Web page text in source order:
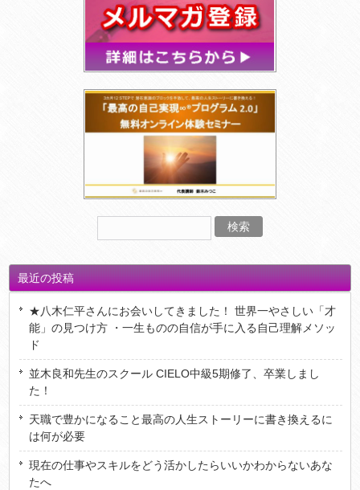
最近の投稿
★八木仁平さんにお会いしてきました！ 世界一やさしい「才
能」の見つけ方 ・一生ものの自信が手に入る自己理解メソッ
ド
並木良和先生のスクール CIELO中級5期修了、卒業しまし
た！
天職で豊かになること最高の人生ストーリーに書き換えるに
は何が必要
現在の仕事やスキルをどう活かしたらいいかわからないあな
たへ